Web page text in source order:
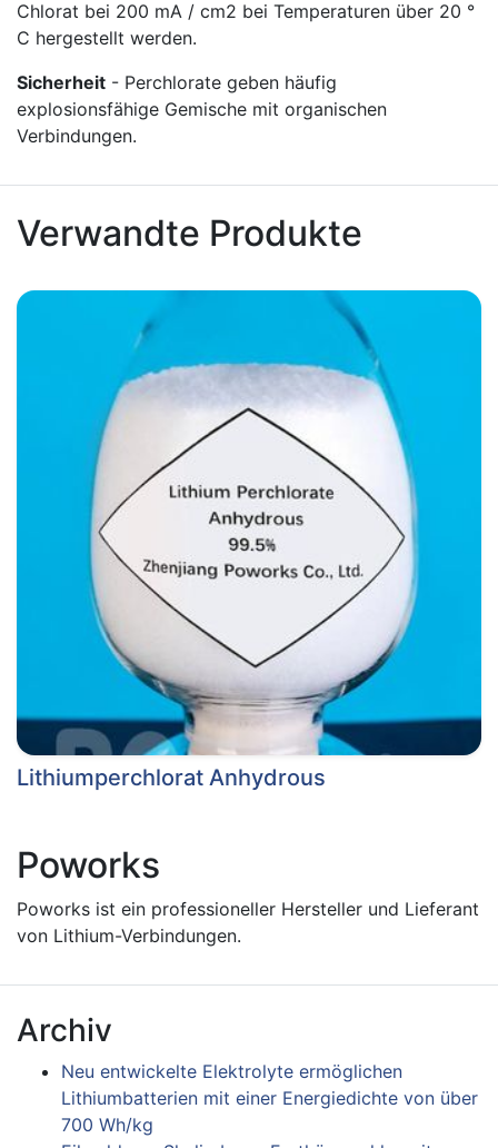
Chlorat bei 200 mA / cm2 bei Temperaturen über 20 °
C hergestellt werden.
Sicherheit - Perchlorate geben häufig
explosionsfähige Gemische mit organischen
Verbindungen.
Verwandte Produkte
Lithiumperchlorat Anhydrous
Poworks
Poworks ist ein professioneller Hersteller und Lieferant
von Lithium-Verbindungen.
Archiv
Neu entwickelte Elektrolyte ermöglichen
Lithiumbatterien mit einer Energiedichte von über
700 Wh/kg